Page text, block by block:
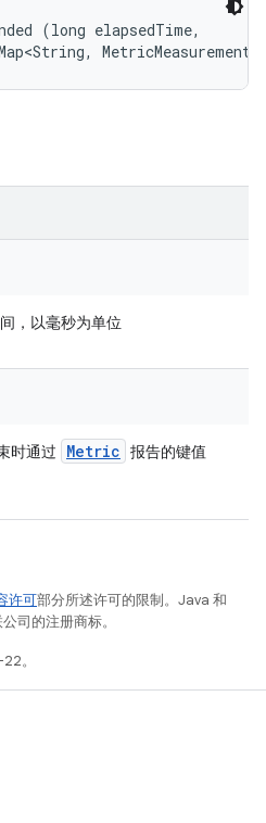
(long elapsedTime,
，以毫秒为单位
时通过 Metric 报告的键值
许可部分所述许可的限制。Java 和
司的注册商标。
。